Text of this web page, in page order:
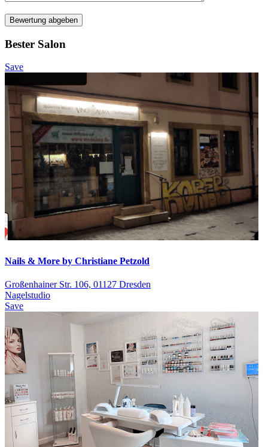
Bewertung abgeben
Bester Salon
Save
Nails & More by Christiane Petzold
Großenhainer Str. 106, 01127 Dresden
Nagelstudio
Save